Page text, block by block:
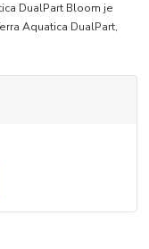
DualPart Bloom je
Aquatica DualPart,